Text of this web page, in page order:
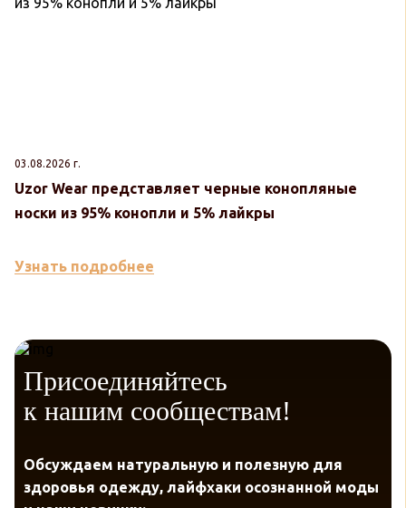
03.08.2026 г.
Uzor Wear представляет черные конопляные
носки из 95% конопли и 5% лайкры
Узнать подробнее
Присоединяйтесь
к нашим сообществам!
Обсуждаем натуральную и полезную для
здоровья одежду, лайфхаки осознанной моды